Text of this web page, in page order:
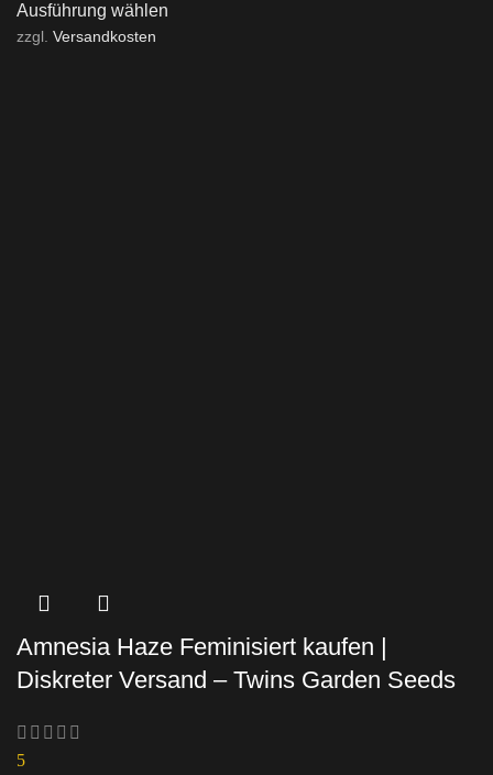
Ausführung wählen
zzgl. Versandkosten
Amnesia Haze Feminisiert kaufen |
Diskreter Versand – Twins Garden Seeds
5